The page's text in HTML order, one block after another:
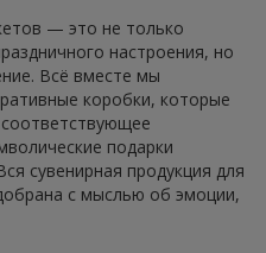
— это не только
настроения, но
Всё вместе мы
коробки, которые
подарки
сувенирная продукция для
с мыслью об эмоции,